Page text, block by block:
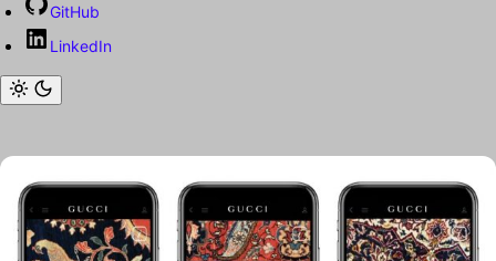
GitHub
LinkedIn